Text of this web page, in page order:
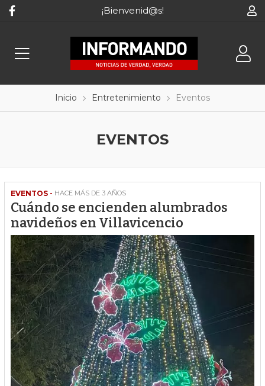
¡Bienvenid@s!
Inicio Entretenimiento Eventos
EVENTOS
EVENTOS - HACE MÁS DE 3 AÑOS
Cuándo se encienden alumbrados
navideños en Villavicencio